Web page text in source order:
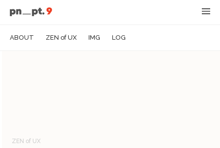
ABOUT ZEN of UX IMG LOG
ZEN of UX